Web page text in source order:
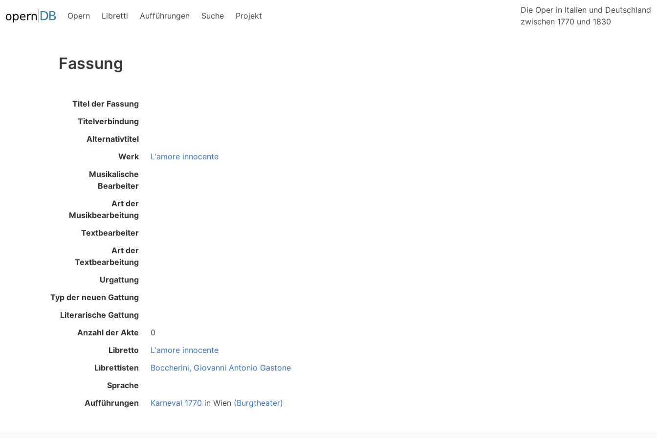
Opern Libretti Aufführungen Suche Projekt
Die Oper in Italien und Deutschland
zwischen 1770 und 1830
Fassung
Titel der Fassung
Titelverbindung
Alternativtitel
Werk
L'amore innocente
Musikalische
Bearbeiter
Art der
Musikbearbeitung
Textbearbeiter
Art der
Textbearbeitung
Urgattung
Typ der neuen Gattung
Literarische Gattung
Anzahl der Akte
0
Libretto
L'amore innocente
Librettisten
Boccherini, Giovanni Antonio Gastone
Sprache
Aufführungen
Karneval 1770 in Wien (Burgtheater)